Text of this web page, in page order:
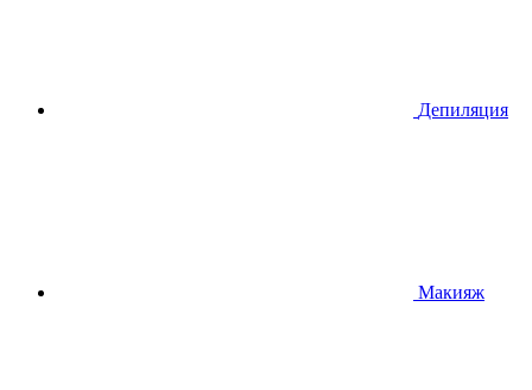
Депиляция
Макияж